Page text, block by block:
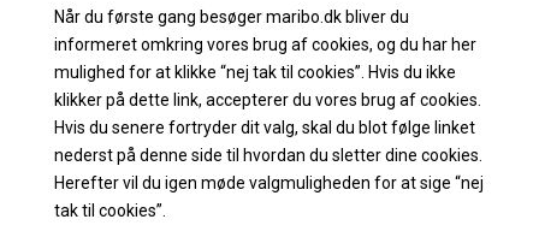
Når du første gang besøger maribo.dk bliver du
informeret omkring vores brug af cookies, og du har her
mulighed for at klikke “nej tak til cookies”. Hvis du ikke
klikker på dette link, accepterer du vores brug af cookies.
Hvis du senere fortryder dit valg, skal du blot følge linket
nederst på denne side til hvordan du sletter dine cookies.
Herefter vil du igen møde valgmuligheden for at sige “nej
tak til cookies”.